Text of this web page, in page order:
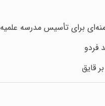
برای تأسیس مدرسه علمیه
فردو
قایق